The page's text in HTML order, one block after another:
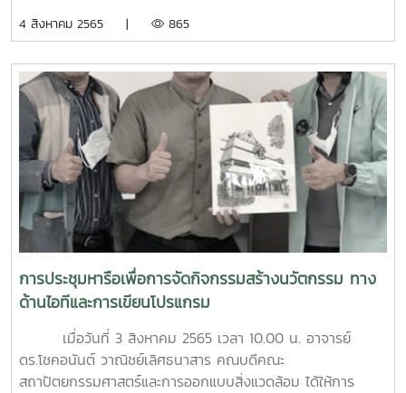
มอลล์” โดย ผู้แทนจาก บริษัท โจนส์ แลง ลาซาลล์ (ประเทศไทย)
อาคารคอมมูนิตี้มอลล์” โดย คุณสุเมธ อัสววิมล General
Manager Civil/Structural Engineer Division, บริษัท ว.และ
สหาย ดีซายน์ จำกัด 3) หัวข้อ “การออกแบบระบบ
ประกอบอาคารสำหรับอาคารคอมมูนิตี้มอลล์” โดย คุณ อรรณพ
กิ่งขจี รองกรรมการผู้จัดการ, บริษัท อีอีซี เอ็นจิเนียริ่ง เน็ทเวิร์ค
จำกัด และมีผู้เข้าร่วมกิจกรรมรวมถึงผู้ที่ให้การสนับสนุน
การจัดโครงการในด้านต่างๆ ประกอบไปด้วย ผู้ทรงคุณวุฒิจาก
องค์กรชั้นนำภายนอก ผู้แทนจากหอการค้าจังหวัดเชียงใหม่ ผู้
แทนจากบริษัท ตลาดแม่โจ้สามัคคี จำกัด และ ผู้แทนจากบริษัท
SCG คณาจารย์ บุคลากร และนักศึกษาจากคณะ
สถาปัตยกรรมศาสตร์และการออกแบบสิ่งแวดล้อม มหาวิทยาลัย
แม่โจ้
ที่ 5 – 8 สิงหาคม 2565 ณ คณะสถาปัตยกรรมศาสตร์และการ
วัตถุประสงค์เพื่อพัฒนาและสร้างโอกาสในการเป็นผู้ประกอบการ
ให้แก่นักศึกษา ตลอดจนนำการบริการวิชาการมาบูรณาการกับ
การจัดการเรียนการสอนในหลักสูตรของคณะฯ โดยเปิดโอกาสให้
นักศึกษาได้เรียนรู้ผ่านประสบการณ์การทำโครงการจริง และได้
แลกเปลี่ยนเรียนรู้กับภาคอุตสาหกรรม ซึ่งประกอบด้วย กลุ่ม
บริษัทที่ปรึกษาด้านการออกแบบ และกลุ่มบริษัทที่ปรึกษาด้าน
อสังหาริมทรัพย์และการก่อสร้าง ที่เป็นบริษัทชั้นนำของโลก และ/
หรือมีผลงานในระดับนานาชาติ ตลอดจนสมาชิกหอการค้าจังหวัด
เชียงใหม่ซึ่งเป็นการแลกเปลี่ยนเรียนรู้ด้านนวัตกรรมการก่อสร้าง
และการพัฒนาโครงการอสังหาริมทรัพย์อย่างยั่งยืน ระหว่างภาค
อุตสาหกรรม ผู้ประกอบการภายนอกกับ คณาจารย์ บุคลากร
และนักศึกษา โดยเปิดโอกาสให้นักศึกษาได้เรียนรู้โดยการปฏิบัติ
งานจริงร่วมกับผู้ประกอบการ ผ่านกิจกรรมค่ายวิชาการ
เมื่อวันที่ 3 สิงหาคม 2565 เวลา 13.30 น. จึงได้มีการตัดสินคัด
เลือกทีมนักศึกษาที่จะเข้ารอบการเก็บตัวเข้าค่ายวิชาการดังกล่าว
4 สิงหาคม 2565 | 865
การประชุมหารือเพื่อการจัดกิจกรรมสร้างนวัตกรรม ทาง
ด้านไอทีและการเขียนโปรแกรม
เมื่อวันที่ 3 สิงหาคม 2565 เวลา 10.00 น. อาจารย์
ดร.โชคอนันต์ วาณิชย์เลิศธนาสาร คณบดีคณะ
สถาปัตยกรรมศาสตร์และการออกแบบสิ่งแวดล้อม ได้ให้การ